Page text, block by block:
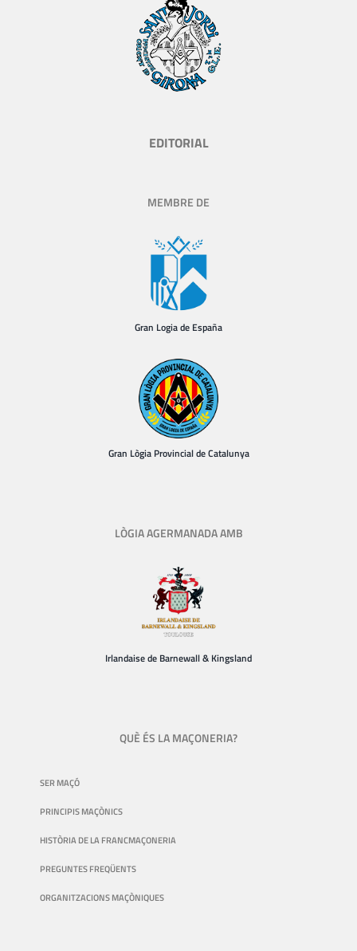
EDITORIAL
MEMBRE DE
Gran Logia de España
Gran Lògia Provincial de Catalunya
LÒGIA AGERMANADA AMB
Irlandaise de Barnewall & Kingsland
QUÈ ÉS LA MAÇONERIA?
SER MAÇÓ
PRINCIPIS MAÇÒNICS
HISTÒRIA DE LA FRANCMAÇONERIA
PREGUNTES FREQÜENTS
ORGANITZACIONS MAÇÒNIQUES